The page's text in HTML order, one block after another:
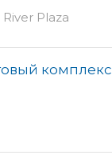
Plaza
комплекс